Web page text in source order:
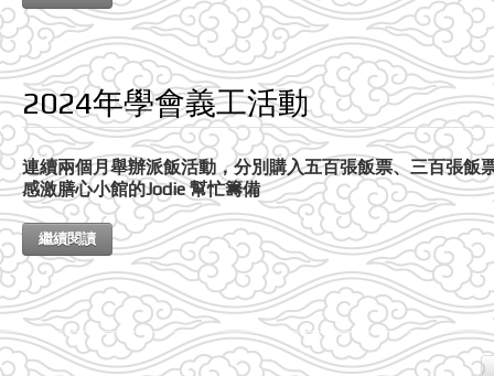
2024年學會義工活動
連續兩個月舉辦派飯活動，分別購入五百張飯票、三百張
感激膳心小館的Jodie 幫忙籌備
繼續閱讀